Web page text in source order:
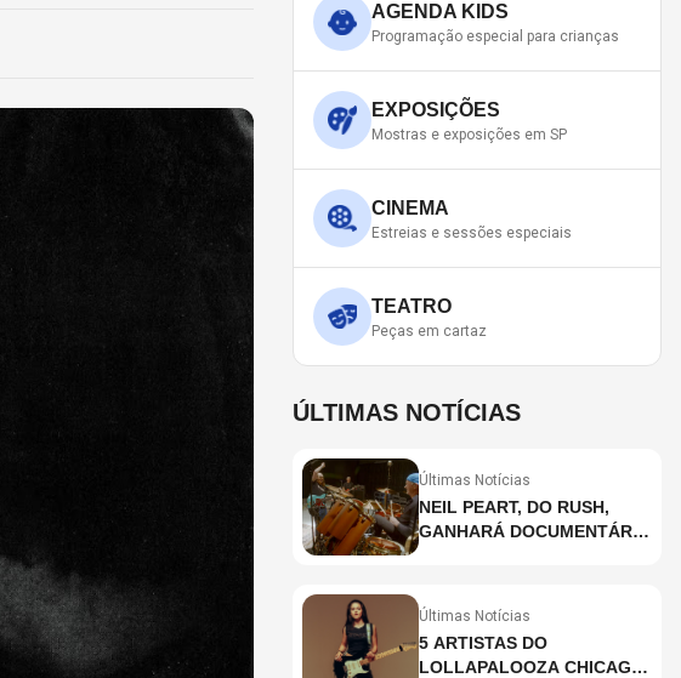
AGENDA KIDS
Programação especial para crianças
EXPOSIÇÕES
Mostras e exposições em SP
CINEMA
Estreias e sessões especiais
TEATRO
Peças em cartaz
ÚLTIMAS NOTÍCIAS
Últimas Notícias
NEIL PEART, DO RUSH,
GANHARÁ DOCUMENTÁRIO
SMITH, STEWART
CAREY
Últimas Notícias
5 ARTISTAS DO
LOLLAPALOOZA CHICAGO